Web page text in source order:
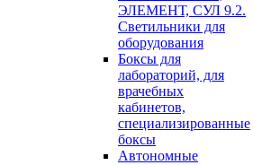
ЭЛЕМЕНТ, СУЛ 9.2.
Светильники для
оборудования
Боксы для
лабораторий, для
врачебных
кабинетов,
специализированные
боксы
Автономные